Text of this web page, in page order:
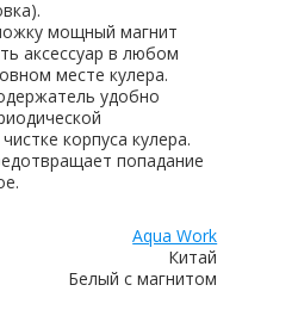
мощный магнит
аксессуар в любом
месте кулера.
удобно
корпуса кулера.
попадание
Aqua Work
Китай
Белый с магнитом